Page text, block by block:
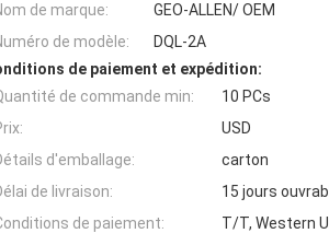
de marque:
GEO-ALLEN/ OEM
de modèle:
DQL-2A
de paiement et expédition:
de commande min:
10 PCs
USD
d'emballage:
carton
de livraison:
15 jours
de paiement:
T/T, Western